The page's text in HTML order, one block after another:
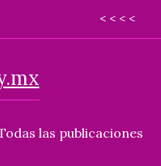
< < < <
las publicaciones